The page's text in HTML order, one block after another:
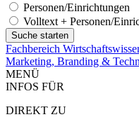
Personen/Einrichtungen
Volltext + Personen/
Fachbereich
Marketing, Branding &
MENÜ
INFOS FÜR
DIREKT ZU